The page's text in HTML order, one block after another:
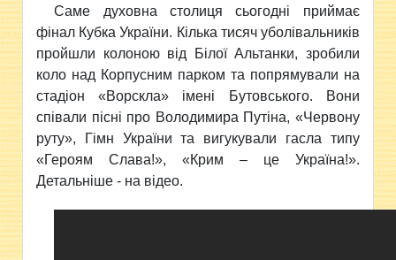
Саме духовна столиця сьогодні приймає
фінал Кубка України. Кілька тисяч уболівальників
пройшли колоною від Білої Альтанки, зробили
коло над Корпусним парком та попрямували на
стадіон «Ворскла» імені Бутовського. Вони
співали пісні про Володимира Путіна, «Червону
руту», Гімн України та вигукували гасла типу
«Героям Слава!», «Крим – це Україна!».
Детальніше - на відео.